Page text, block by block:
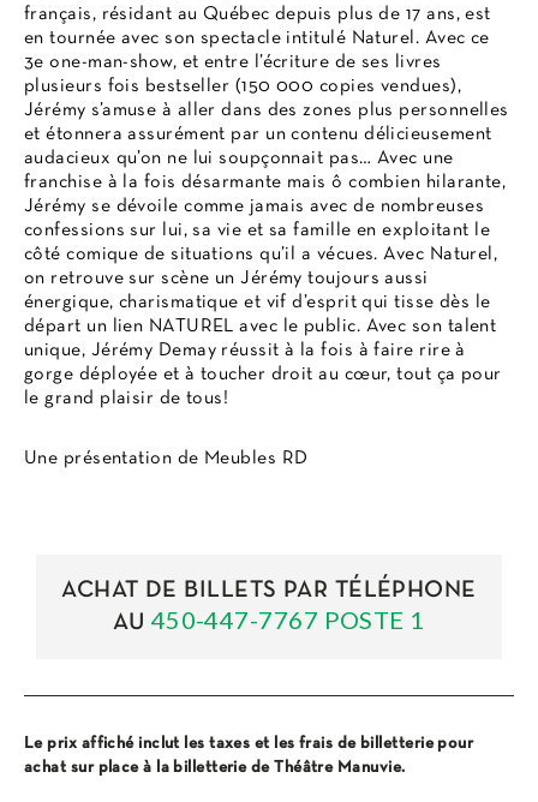
français, résidant au Québec depuis plus de 17 ans, est
en tournée avec son spectacle intitulé Naturel. Avec ce
3e one-man-show, et entre l’écriture de ses livres
plusieurs fois bestseller (150 000 copies vendues),
Jérémy s’amuse à aller dans des zones plus personnelles
et étonnera assurément par un contenu délicieusement
audacieux qu’on ne lui soupçonnait pas… Avec une
franchise à la fois désarmante mais ô combien hilarante,
Jérémy se dévoile comme jamais avec de nombreuses
confessions sur lui, sa vie et sa famille en exploitant le
côté comique de situations qu’il a vécues. Avec Naturel,
on retrouve sur scène un Jérémy toujours aussi
énergique, charismatique et vif d’esprit qui tisse dès le
départ un lien NATUREL avec le public. Avec son talent
unique, Jérémy Demay réussit à la fois à faire rire à
gorge déployée et à toucher droit au cœur, tout ça pour
le grand plaisir de tous!
Une présentation de Meubles RD
ACHAT DE BILLETS PAR TÉLÉPHONE
AU 450-447-7767 POSTE 1
Le prix affiché inclut les taxes et les frais de billetterie pour
achat sur place à la billetterie de Théâtre Manuvie.